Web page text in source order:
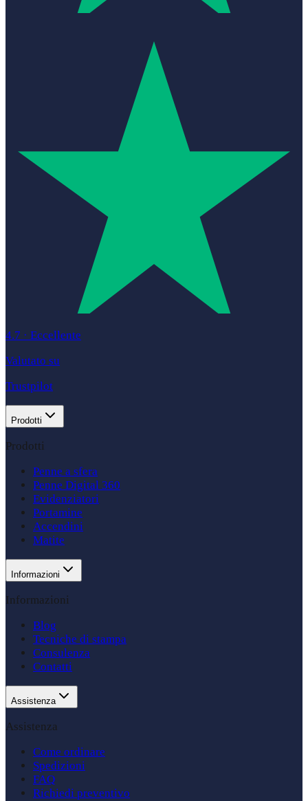
4.7 · Eccellente
Valutato su
Trustpilot
Prodotti
Prodotti
Penne a sfera
Penne Digital 360
Evidenziatori
Portamine
Accendini
Matite
Informazioni
Informazioni
Blog
Tecniche di stampa
Consulenza
Contatti
Assistenza
Assistenza
Come ordinare
Spedizioni
FAQ
Richiedi preventivo